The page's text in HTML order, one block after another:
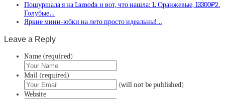
Пошуршала я на Lamoda и вот, что нашла: 1. Оранжевые, 13300₽2.
Голубые…
Яркие мини-юбки на лето просто идеальны!…
Leave a Reply
Name (required)
Mail (required)
(will not be published)
Website